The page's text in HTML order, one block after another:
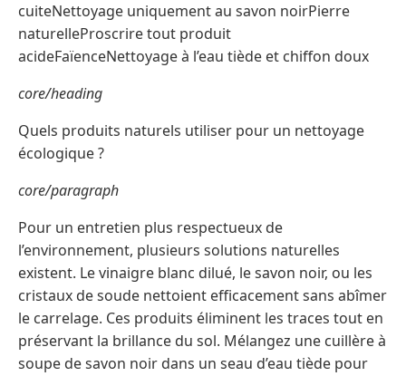
cuiteNettoyage uniquement au savon noirPierre
naturelleProscrire tout produit
acideFaïenceNettoyage à l’eau tiède et chiffon doux
core/heading
Quels produits naturels utiliser pour un nettoyage
écologique ?
core/paragraph
Pour un entretien plus respectueux de
l’environnement, plusieurs solutions naturelles
existent. Le vinaigre blanc dilué, le savon noir, ou les
cristaux de soude nettoient efficacement sans abîmer
le carrelage. Ces produits éliminent les traces tout en
préservant la brillance du sol. Mélangez une cuillère à
soupe de savon noir dans un seau d’eau tiède pour